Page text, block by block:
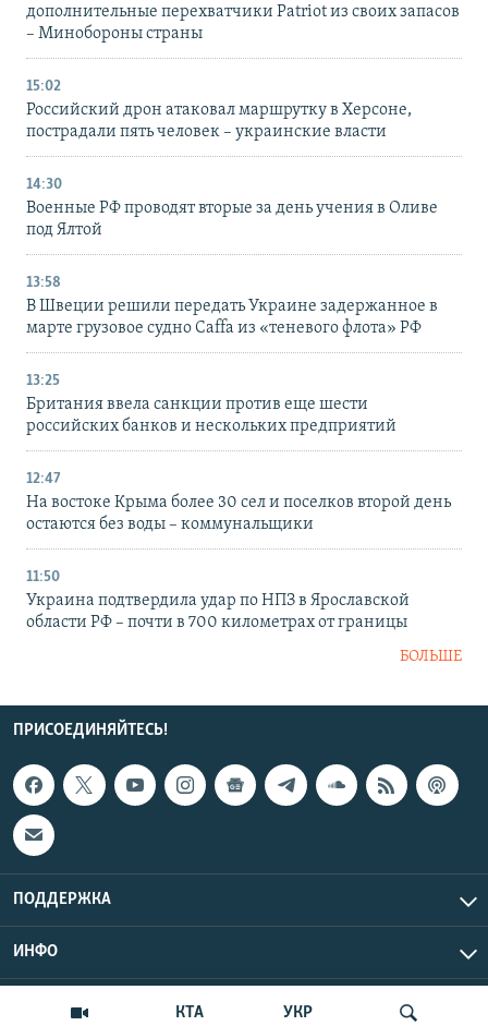
КТА УКР
дополнительные перехватчики Patriot из своих запасов
– Минобороны страны
15:02
Российский дрон атаковал маршрутку в Херсоне,
пострадали пять человек – украинские власти
14:30
Военные РФ проводят вторые за день учения в Оливе
под Ялтой
13:58
В Швеции решили передать Украине задержанное в
марте грузовое судно Caffa из «теневого флота» РФ
13:25
Британия ввела санкции против еще шести
российских банков и нескольких предприятий
12:47
На востоке Крыма более 30 сел и поселков второй день
остаются без воды – коммунальщики
11:50
Украина подтвердила удар по НПЗ в Ярославской
области РФ – почти в 700 километрах от границы
БОЛЬШЕ
ПРИСОЕДИНЯЙТЕСЬ!
ПОДДЕРЖКА
ИНФО
Copyright Крым.Реалии, 2026 | Все права защищены.
UTC+3